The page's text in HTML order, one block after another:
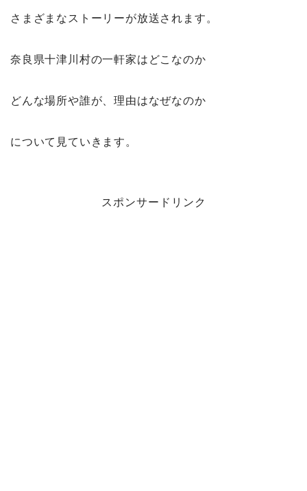
さまざまなストーリーが放送されます。
奈良県十津川村の一軒家はどこなのか
どんな場所や誰が、理由はなぜなのか
について見ていきます。
スポンサードリンク